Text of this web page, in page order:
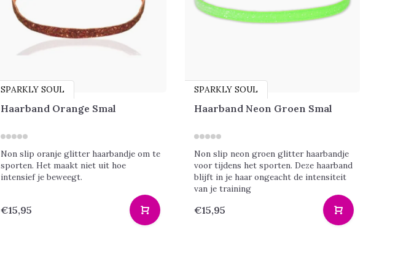
SPARKLY SOUL
Haarband Orange Smal
Non slip oranje glitter haarbandje om te
sporten. Het maakt niet uit hoe
intensief je beweegt.
€15,95
SPARKLY SOUL
Haarband Neon Groen Smal
Non slip neon groen glitter haarbandje
voor tijdens het sporten. Deze haarband
blijft in je haar ongeacht de intensiteit
van je training
€15,95